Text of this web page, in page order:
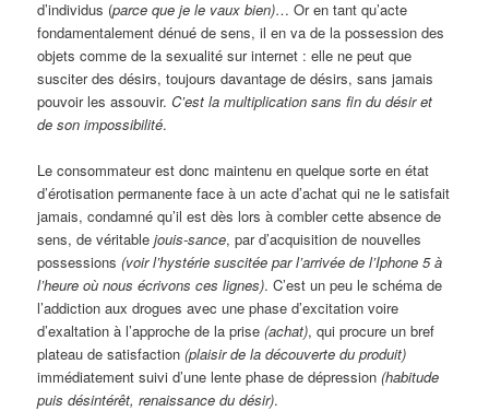
d’individus (parce que je le vaux bien)… Or en tant qu’acte
fondamentalement dénué de sens, il en va de la possession des
objets comme de la sexualité sur internet : elle ne peut que
susciter des désirs, toujours davantage de désirs, sans jamais
pouvoir les assouvir.C’est la multiplication sans fin du désir et
de son impossibilité.
Le consommateur est donc maintenu en quelque sorte en état
d’érotisation permanente face à un acte d’achat qui ne le satisfait
jamais, condamné qu’il est dès lors à combler cette absence de
sens, de véritablejouis-sance, par d’acquisition de nouvelles
possessions(voir l’hystérie suscitée par l’arrivée de l’Iphone 5 à
l’heure où nous écrivons ces lignes). C’est un peu le schéma de
l’addiction aux drogues avec une phase d’excitation voire
d’exaltation à l’approche de la prise(achat), qui procure un bref
plateau de satisfaction(plaisir de la découverte du produit)
immédiatement suivi d’une lente phase de dépression(habitude
puis désintérêt, renaissance du désir).